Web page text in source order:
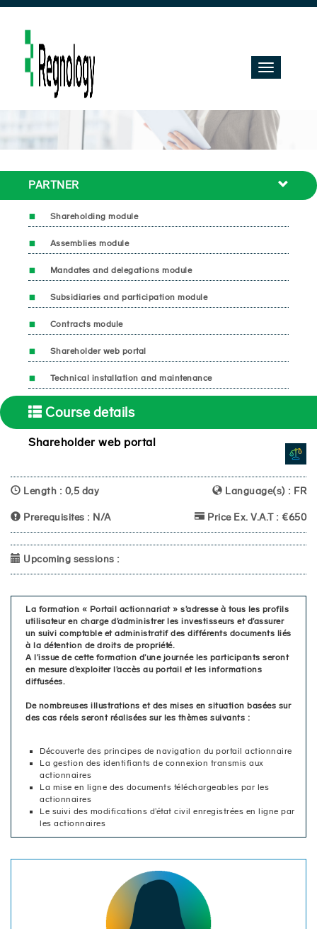
Toggle
navigation
PARTNER
Shareholding module
Assemblies module
Mandates and delegations module
Subsidiaries and participation module
Contracts module
Shareholder web portal
Technical installation and maintenance
Course details
Shareholder web portal
Length : 0,5 day Language(s) : FR
Prerequisites : N/A Price Ex. V.A.T : €650
Upcoming sessions :
La formation « Portail actionnariat » s’adresse à tous les profils
utilisateur en charge d’administrer les investisseurs et d’assurer
un suivi comptable et administratif des différents documents liés
à la détention de droits de propriété.
A l’issue de cette formation d’une journée les participants seront
en mesure d’exploiter l’accès au portail et les informations
diffusées.
De nombreuses illustrations et des mises en situation basées sur
des cas réels seront réalisées sur les thèmes suivants :
Découverte des principes de navigation du portail actionnaire
La gestion des identifiants de connexion transmis aux
actionnaires
La mise en ligne des documents téléchargeables par les
actionnaires
Le suivi des modifications d’état civil enregistrées en ligne par
les actionnaires